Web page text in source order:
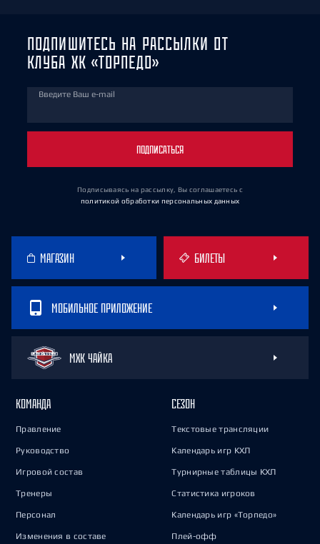
ПОДПИШИТЕСЬ НА РАССЫЛКИ ОТ
КЛУБА ХК «ТОРПЕДО»
Введите Ваш e-mail
ПОДПИСАТЬСЯ
Подписываясь на рассылку, Вы соглашаетесь с
политикой обработки персональных данных
МАГАЗИН БИЛЕТЫ
МОБИЛЬНОЕ ПРИЛОЖЕНИЕ
МХК ЧАЙКА
КОМАНДА
Правление
Руководство
Игровой состав
Тренеры
Персонал
Изменения в составе
СЕЗОН
Текстовые трансляции
Календарь игр КХЛ
Турнирные таблицы КХЛ
Статистика игроков
Календарь игр «Торпедо»
Плей-офф